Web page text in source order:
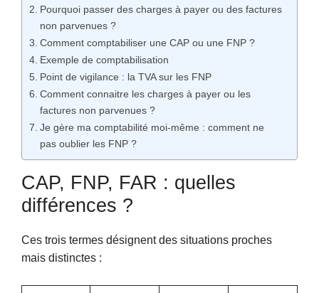
Pourquoi passer des charges à payer ou des factures
non parvenues ?
Comment comptabiliser une CAP ou une FNP ?
Exemple de comptabilisation
Point de vigilance : la TVA sur les FNP
Comment connaitre les charges à payer ou les
factures non parvenues ?
Je gère ma comptabilité moi-même : comment ne
pas oublier les FNP ?
CAP, FNP, FAR : quelles
différences ?
Ces trois termes désignent des situations proches
mais distinctes :